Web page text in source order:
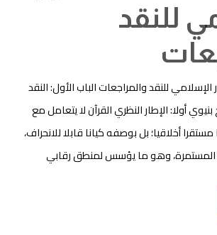
للنقد
الإسلامي للنقد والمراجعات الباب الأول: النقد
أولا: الإطار النظري القرآن لا يتعامل مع
أخلاقيا؛ بل بوصفه كيانا قابلا للانحراف،
المستمرة، وهو ما يؤسس لمنطق رقابي